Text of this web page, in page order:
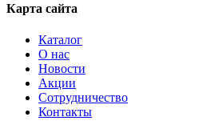
Карта сайта
Каталог
О нас
Новости
Акции
Сотрудничество
Контакты